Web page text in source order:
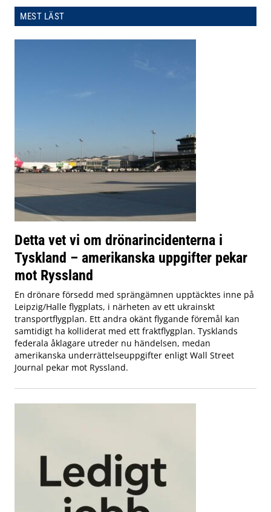
MEST LÄST
Detta vet vi om drönarincidenterna i
Tyskland – amerikanska uppgifter pekar
mot Ryssland
En drönare försedd med sprängämnen upptäcktes inne på
Leipzig/Halle flygplats, i närheten av ett ukrainskt
transportflygplan. Ett andra okänt flygande föremål kan
samtidigt ha kolliderat med ett fraktflygplan. Tysklands
federala åklagare utreder nu händelsen, medan
amerikanska underrättelseuppgifter enligt Wall Street
Journal pekar mot Ryssland.